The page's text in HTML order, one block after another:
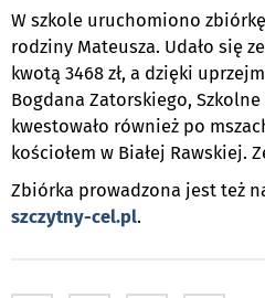
W szkole uruchomiono
rodziny Mateusza. Udało się
kwotą 3468 zł, a dzięki
Bogdana Zatorskiego,
kwestowało również po
kościołem w Białej Rawskiej.
Zbiórka prowadzona jest też
szczytny-cel.pl.